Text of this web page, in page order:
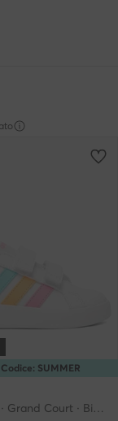
SUMMER
Sneakers · Grand Court · Bianco